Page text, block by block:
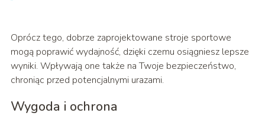
Oprócz tego, dobrze zaprojektowane stroje sportowe
mogą poprawić wydajność, dzięki czemu osiągniesz lepsze
wyniki. Wpływają one także na Twoje bezpieczeństwo,
chroniąc przed potencjalnymi urazami.
Wygoda i ochrona